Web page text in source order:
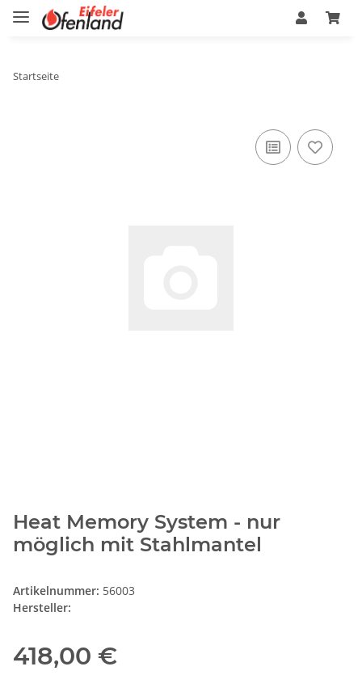
Startseite
Heat Memory System - nur
möglich mit Stahlmantel
Artikelnummer: 56003
Hersteller:
418,00 €